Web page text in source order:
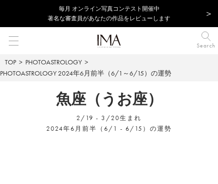
毎⽉ オンライン写真コンテスト開催中
著名な審査員があなたの作品をレビューします
Search
TOP
PHOTOASTROLOGY
PHOTOASTROLOGY 2024年6月前半（6/1～6/15）の運勢
魚座（うお座）
2/19 - 3/20生まれ
2024年6月前半（6/1 - 6/15）の運勢